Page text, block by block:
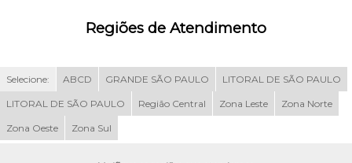
Regiões de Atendimento
Selecione: ABCD GRANDE SÃO PAULO LITORAL DE SÃO PAULO
LITORAL DE SÃO PAULO Região Central Zona Leste Zona Norte
Zona Oeste Zona Sul